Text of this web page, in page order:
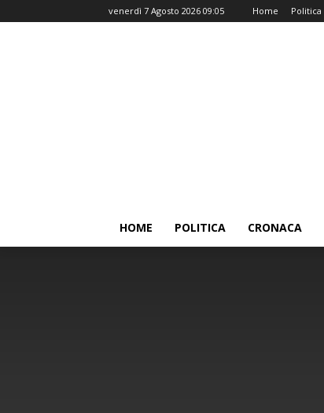
venerdì 7 Agosto 2026 09:05 Home Politica
HOME POLITICA CRONACA